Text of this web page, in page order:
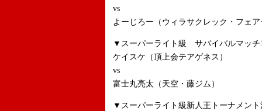
vs
よーじろー（ウィラサクレック・フェ
▼スーパーライト級 サバイバルマッチ
ケイスケ（頂上会テアゲネス）
vs
富士丸亮太（天空・藤ジム）
▼スーパーライト級新人王トーナメ